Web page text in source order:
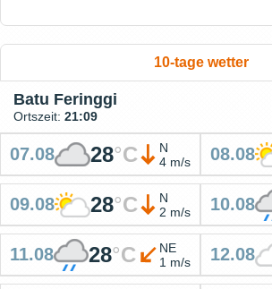
10-tage wetter
Batu Feringgi
Ortszeit: 21:09
07.08 28°C
N
4 m/s
08.08
09.08 28°C
N
2 m/s
10.08
11.08 28°C
NE
1 m/s
12.08